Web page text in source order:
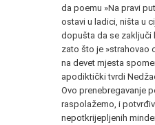
da poemu »Na pravi
ostavi u ladici, ništa u
dopušta da se zaključi
zato što je »strahovao
na devet mjesta
apodiktički tvrdi
Ovo prenebregavanje
raspolažemo, i
nepotkrijepljenih